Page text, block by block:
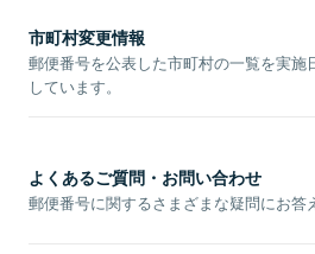
市町村変更情報
郵便番号を公表した市町村の一覧を実施
しています。
よくあるご質問・お問い合わせ
郵便番号に関するさまざまな疑問にお答